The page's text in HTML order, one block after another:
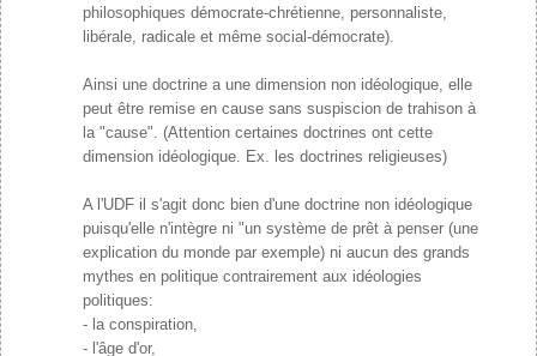
philosophiques démocrate-chrétienne, personnaliste,
libérale, radicale et même social-démocrate).
Ainsi une doctrine a une dimension non idéologique, elle
peut être remise en cause sans suspiscion de trahison à
la "cause". (Attention certaines doctrines ont cette
dimension idéologique. Ex. les doctrines religieuses)
A l'UDF il s'agit donc bien d'une doctrine non idéologique
puisqu'elle n'intègre ni "un système de prêt à penser (une
explication du monde par exemple) ni aucun des grands
mythes en politique contrairement aux idéologies
politiques:
- la conspiration,
- l'âge d'or,